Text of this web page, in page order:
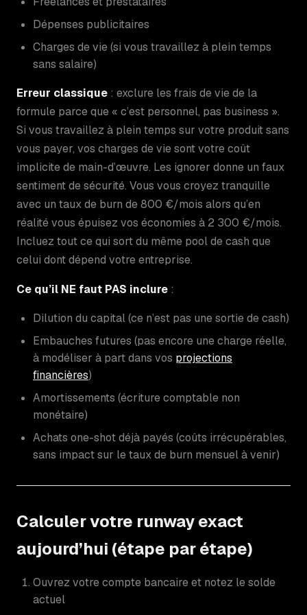
Dépenses publicitaires
Charges de vie (si vous travaillez à plein temps
sans salaire)
Erreur classique : exclure les frais de vie de la
formule parce que « c’est personnel, pas business ».
Si vous travaillez à plein temps sur votre produit sans
vous payer, vos charges de vie sont votre coût
implicite de main-d’œuvre. Les ignorer donne un faux
sentiment de sécurité. Vous vous croyez tranquille
avec un taux de burn de 800 €/mois alors qu’en
réalité vous épuisez vos économies à 2 300 €/mois.
Incluez tout ce qui sort du même pool de cash que
celui dont dépend votre entreprise.
Ce qu’il NE faut PAS inclure :
Dilution du capital (ce n’est pas une sortie de cash)
Embauches futures (pas encore une charge réelle,
à modéliser à part dans vos projections
financières)
Amortissements (écriture comptable non
monétaire)
Achats one-shot déjà payés (coûts irrécupérables,
sans impact sur le taux de burn mensuel à venir)
Calculer votre runway exact
aujourd’hui (étape par étape)
Ouvrez votre compte bancaire et notez le solde
actuel